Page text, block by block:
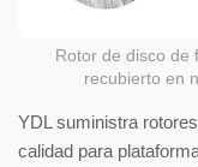
Rotor de disco de
recubierto en
YDL suministra
calidad para